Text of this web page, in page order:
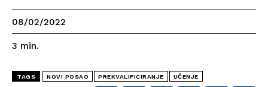
08/02/2022
3 min.
TAGS NOVI POSAO PREKVALIFICIRANJE UČENJE